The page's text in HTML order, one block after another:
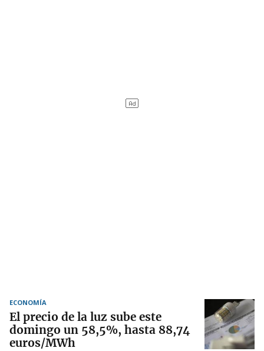
ECONOMÍA
El precio de la luz sube este
domingo un 58,5%, hasta 88,74
euros/MWh